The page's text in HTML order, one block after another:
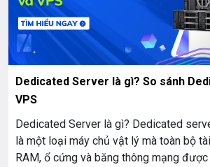
Dedicated Server là gì? So sánh
VPS
Dedicated Server là gì? Dedicated
là một loại máy chủ vật lý mà toàn bộ
RAM, ổ cứng và băng thông mạng